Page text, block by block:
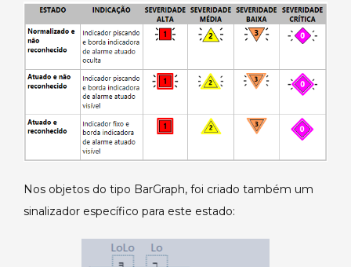
Nos objetos do tipo BarGraph, foi criado também um
sinalizador específico para este estado: